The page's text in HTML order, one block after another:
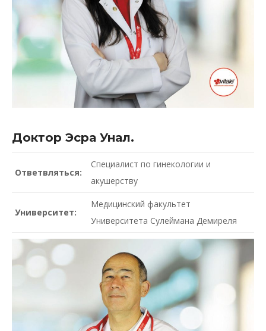
Доктор Эсра Унал.
Ответвляться:
Специалист по гинекологии и
акушерству
Университет:
Медицинский факультет
Университета Сулеймана Демиреля